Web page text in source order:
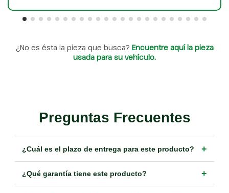
¿No es ésta la pieza que busca? Encuentre aquí la pieza
usada para su vehículo.
Preguntas Frecuentes
¿Cuál es el plazo de entrega para este producto? +
¿Qué garantía tiene este producto? +